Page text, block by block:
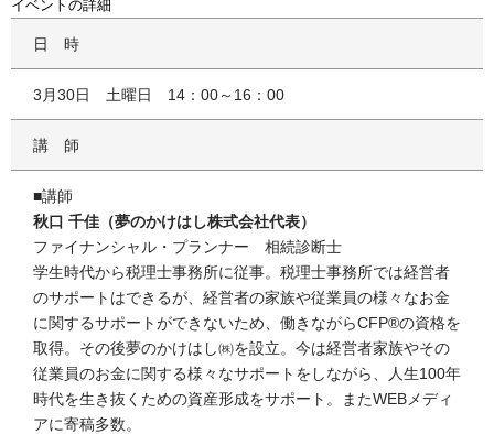
イベントの詳細
日時
3月30日 土曜日 14：00～16：00
講師
■講師
秋口 千佳（夢のかけはし株式会社代表）
ファイナンシャル・プランナー 相続診断士
学生時代から税理士事務所に従事。税理士事務所では経営者
のサポートはできるが、経営者の家族や従業員の様々なお金
に関するサポートができないため、働きながらCFP®の資格を
取得。その後夢のかけはし㈱を設立。今は経営者家族やその
従業員のお金に関する様々なサポートをしながら、人生100年
時代を生き抜くための資産形成をサポート。またWEBメディ
アに寄稿多数。